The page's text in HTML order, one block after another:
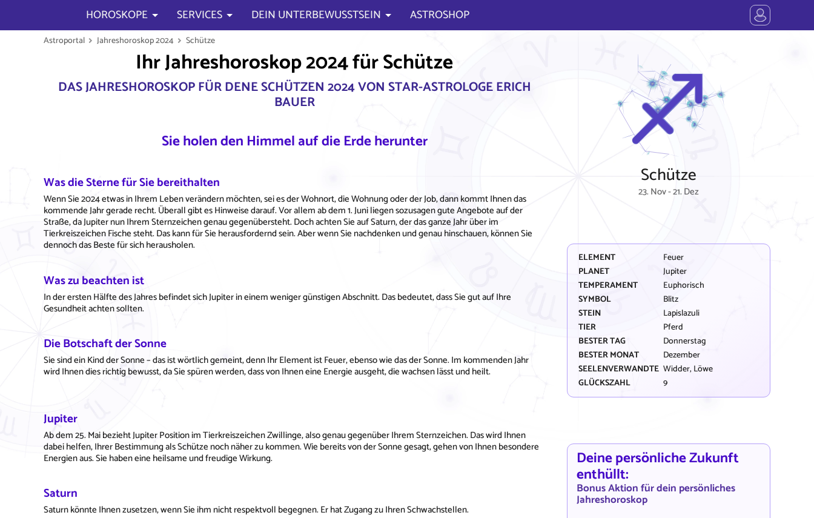
HOROSKOPE SERVICES DEIN UNTERBEWUSSTSEIN ASTROSHOP
Astroportal Jahreshoroskop 2024 Schütze
Ihr Jahreshoroskop 2024 für Schütze
DAS JAHRESHOROSKOP FÜR DENE SCHÜTZEN 2024 VON STAR-ASTROLOGE ERICH
BAUER
Sie holen den Himmel auf die Erde herunter
Was die Sterne für Sie bereithalten
Wenn Sie 2024 etwas in Ihrem Leben verändern möchten, sei es der Wohnort, die Wohnung oder der Job, dann kommt Ihnen das
kommende Jahr gerade recht. Überall gibt es Hinweise darauf. Vor allem ab dem 1. Juni liegen sozusagen gute Angebote auf der
Straße, da Jupiter nun Ihrem Sternzeichen genau gegenübersteht. Doch achten Sie auf Saturn, der das ganze Jahr über im
Tierkreiszeichen Fische steht. Das kann für Sie herausfordernd sein. Aber wenn Sie nachdenken und genau hinschauen, können Sie
dennoch das Beste für sich herausholen.
Was zu beachten ist
In der ersten Hälfte des Jahres befindet sich Jupiter in einem weniger günstigen Abschnitt. Das bedeutet, dass Sie gut auf Ihre
Gesundheit achten sollten.
Die Botschaft der Sonne
Sie sind ein Kind der Sonne – das ist wörtlich gemeint, denn Ihr Element ist Feuer, ebenso wie das der Sonne. Im kommenden Jahr
wird Ihnen dies richtig bewusst, da Sie spüren werden, dass von Ihnen eine Energie ausgeht, die wachsen lässt und heilt.
Jupiter
Ab dem 25. Mai bezieht Jupiter Position im Tierkreiszeichen Zwillinge, also genau gegenüber Ihrem Sternzeichen. Das wird Ihnen
dabei helfen, Ihrer Bestimmung als Schütze noch näher zu kommen. Wie bereits von der Sonne gesagt, gehen von Ihnen besondere
Energien aus. Sie haben eine heilsame und freudige Wirkung.
Saturn
Saturn könnte Ihnen zusetzen, wenn Sie ihm nicht respektvoll begegnen. Er hat Zugang zu Ihren Schwachstellen.
Schütze
23. Nov - 21. Dez
ELEMENT
Feuer
PLANET
Jupiter
TEMPERAMENT
Euphorisch
SYMBOL
Blitz
STEIN
Lapislazuli
TIER
Pferd
BESTER TAG
Donnerstag
BESTER MONAT
Dezember
SEELENVERWANDTE Widder, Löwe
GLÜCKSZAHL
9
Deine persönliche Zukunft
enthüllt:
Bonus Aktion für dein persönliches
Jahreshoroskop